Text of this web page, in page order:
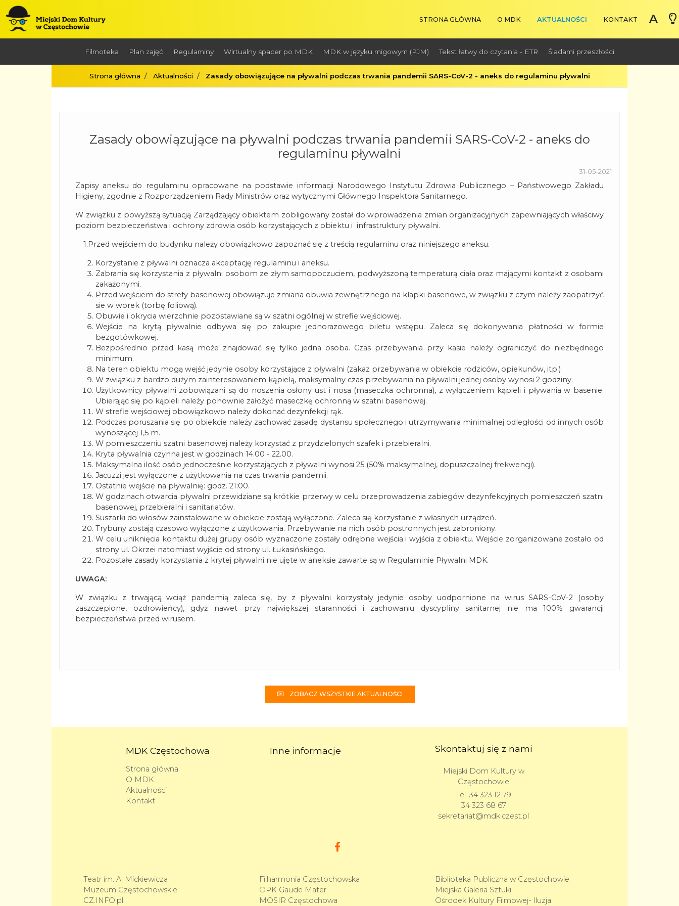
STRONA GŁÓWNA O MDK AKTUALNOŚCI KONTAKT A A+
Filmoteka Plan zajęć Regulaminy Wirtualny spacer po MDK MDK w języku migowym (PJM) Tekst łatwy do czytania - ETR Śladami przeszłości
Strona główna Aktualności Zasady obowiązujące na pływalni podczas trwania pandemii SARS-CoV-2 - aneks do regulaminu pływalni
Zasady obowiązujące na pływalni podczas trwania pandemii SARS-CoV-2 - aneks do
regulaminu pływalni
31-05-2021
Zapisy aneksu do regulaminu opracowane na podstawie informacji Narodowego Instytutu Zdrowia Publicznego – Państwowego Zakładu
Higieny, zgodnie z Rozporządzeniem Rady Ministrów oraz wytycznymi Głównego Inspektora Sanitarnego.
W związku z powyższą sytuacją Zarządzający obiektem zobligowany został do wprowadzenia zmian organizacyjnych zapewniających właściwy
poziom bezpieczeństwa i ochrony zdrowia osób korzystających z obiektu i infrastruktury pływalni.
1.Przed wejściem do budynku należy obowiązkowo zapoznać się z treścią regulaminu oraz niniejszego aneksu.
Korzystanie z pływalni oznacza akceptację regulaminu i aneksu.
Zabrania się korzystania z pływalni osobom ze złym samopoczuciem, podwyższoną temperaturą ciała oraz mającymi kontakt z osobami
zakażonymi.
Przed wejściem do strefy basenowej obowiązuje zmiana obuwia zewnętrznego na klapki basenowe, w związku z czym należy zaopatrzyć
sie w worek (torbę foliową).
Obuwie i okrycia wierzchnie pozostawiane są w szatni ogólnej w strefie wejściowej.
Wejście na krytą pływalnie odbywa się po zakupie jednorazowego biletu wstępu. Zaleca się dokonywania płatności w formie
bezgotówkowej.
Bezpośrednio przed kasą może znajdować się tylko jedna osoba. Czas przebywania przy kasie należy ograniczyć do niezbędnego
minimum.
Na teren obiektu mogą wejść jedynie osoby korzystające z pływalni (zakaz przebywania w obiekcie rodziców, opiekunów, itp.)
W związku z bardzo dużym zainteresowaniem kąpielą, maksymalny czas przebywania na pływalni jednej osoby wynosi 2 godziny.
Użytkownicy pływalni zobowiązani są do noszenia osłony ust i nosa (maseczka ochronna), z wyłączeniem kąpieli i pływania w basenie.
Ubierając się po kąpieli należy ponownie założyć maseczkę ochronną w szatni basenowej.
W strefie wejściowej obowiązkowo należy dokonać dezynfekcji rąk.
Podczas poruszania się po obiekcie należy zachować zasadę dystansu społecznego i utrzymywania minimalnej odległości od innych osób
wynoszącej 1,5 m.
W pomieszczeniu szatni basenowej należy korzystać z przydzielonych szafek i przebieralni.
Kryta pływalnia czynna jest w godzinach 14.00 - 22.00.
Maksymalna ilość osób jednocześnie korzystających z pływalni wynosi 25 (50% maksymalnej, dopuszczalnej frekwencji).
Jacuzzi jest wyłączone z użytkowania na czas trwania pandemii.
Ostatnie wejście na pływalnię: godz. 21:00.
W godzinach otwarcia pływalni przewidziane są krótkie przerwy w celu przeprowadzenia zabiegów dezynfekcyjnych pomieszczeń szatni
basenowej, przebieralni i sanitariatów.
Suszarki do włosów zainstalowane w obiekcie zostają wyłączone. Zaleca się korzystanie z własnych urządzeń.
Trybuny zostają czasowo wyłączone z użytkowania. Przebywanie na nich osób postronnych jest zabroniony.
W celu uniknięcia kontaktu dużej grupy osób wyznaczone zostały odrębne wejścia i wyjścia z obiektu. Wejście zorganizowane zostało od
strony ul. Okrzei natomiast wyjście od strony ul. Łukasińskiego.
Pozostałe zasady korzystania z krytej pływalni nie ujęte w aneksie zawarte są w Regulaminie Pływalni MDK.
UWAGA:
W związku z trwającą wciąż pandemią zaleca się, by z pływalni korzystały jedynie osoby uodpornione na wirus SARS-CoV-2 (osoby
zaszczepione, ozdrowieńcy), gdyż nawet przy największej staranności i zachowaniu dyscypliny sanitarnej nie ma 100% gwarancji
bezpieczeństwa przed wirusem.
ZOBACZ WSZYSTKIE AKTUALNOŚCI
MDK Częstochowa
Strona główna
O MDK
Aktualności
Kontakt
Inne informacje Skontaktuj się z nami
Miejski Dom Kultury w
Częstochowie
Tel. 34 323 12 79
34 323 68 67
sekretariat@mdk.czest.pl
Teatr im. A. Mickiewicza
Muzeum Częstochowskie
CZ.INFO.pl
Filharmonia Częstochowska
OPK Gaude Mater
MOSIR Częstochowa
Biblioteka Publiczna w Częstochowie
Miejska Galeria Sztuki
Ośrodek Kultury Filmowej- Iluzja